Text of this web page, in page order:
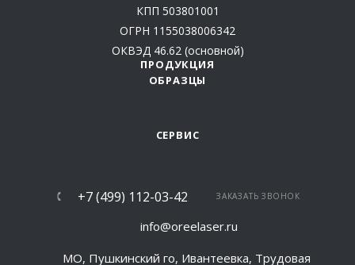
КПП 503801001
ОГРН 1155038006342
ОКВЭД 46.62 (основной)
ПРОДУКЦИЯ
ОБРАЗЦЫ
СЕРВИС
+7 (499) 112-03-42 ЗАКАЗАТЬ ЗВОНОК
info@oreelaser.ru
МО, Пушкинский го, Ивантеевка, Трудовая